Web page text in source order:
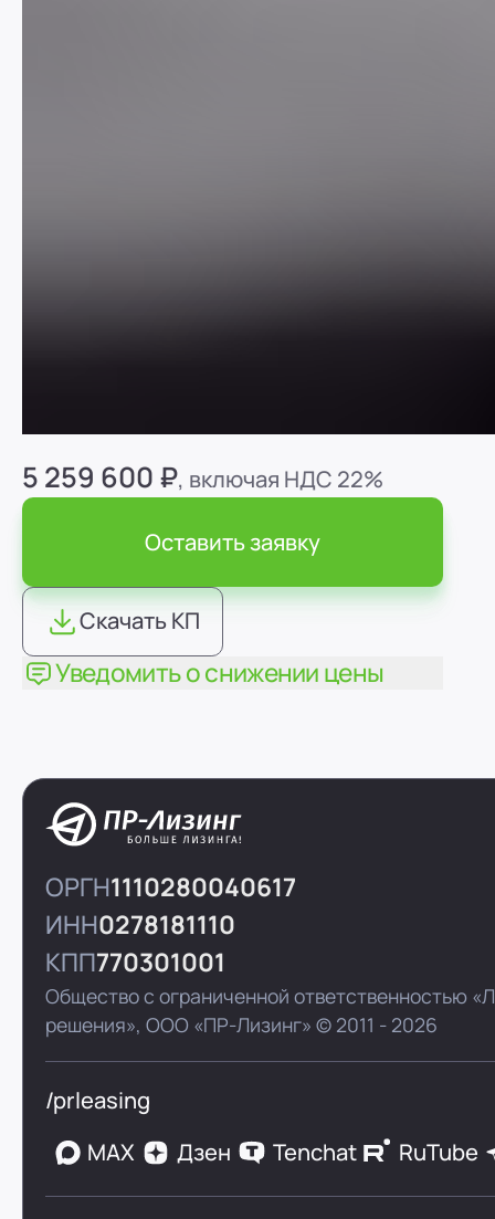
Седельный Тягач MERCEDES-BENZ
5 259 600 ₽, включая НДС 22%
Оставить заявку
Скачать КП
Уведомить о снижении цены
ОРГН1110280040617
ИНН0278181110
КПП770301001
Общество с ограниченной ответственностью
решения»,ООО «ПР-Лизинг» © 2011 - 2026
/prleasing
MAX
Дзен Tenchat RuTube